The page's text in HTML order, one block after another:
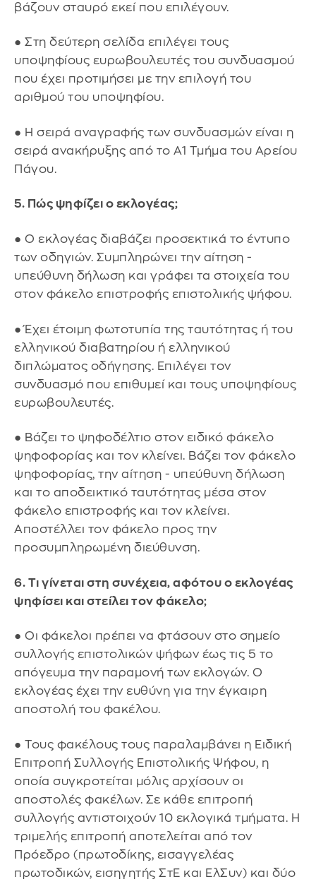
βάζουν σταυρό εκεί που επιλέγουν.
● Στη δεύτερη σελίδα επιλέγει τους
υποψηφίους ευρωβουλευτές του συνδυασμού
που έχει προτιμήσει με την επιλογή του
αριθμού του υποψηφίου.
● Η σειρά αναγραφής των συνδυασμών είναι η
σειρά ανακήρυξης από το Α1 Τμήμα του Αρείου
Πάγου.
5. Πώς ψηφίζει ο εκλογέας;
● Ο εκλογέας διαβάζει προσεκτικά το έντυπο
των οδηγιών. Συμπληρώνει την αίτηση -
υπεύθυνη δήλωση και γράφει τα στοιχεία του
στον φάκελο επιστροφής επιστολικής ψήφου.
● Έχει έτοιμη φωτοτυπία της ταυτότητας ή του
ελληνικού διαβατηρίου ή ελληνικού
διπλώματος οδήγησης. Επιλέγει τον
συνδυασμό που επιθυμεί και τους υποψηφίους
ευρωβουλευτές.
● Βάζει το ψηφοδέλτιο στον ειδικό φάκελο
ψηφοφορίας και τον κλείνει. Βάζει τον φάκελο
ψηφοφορίας, την αίτηση - υπεύθυνη δήλωση
και το αποδεικτικό ταυτότητας μέσα στον
φάκελο επιστροφής και τον κλείνει.
Αποστέλλει τον φάκελο προς την
προσυμπληρωμένη διεύθυνση.
6. Τι γίνεται στη συνέχεια, αφότου ο εκλογέας
ψηφίσει και στείλει τον φάκελο;
● Οι φάκελοι πρέπει να φτάσουν στο σημείο
συλλογής επιστολικών ψήφων έως τις 5 το
απόγευμα την παραμονή των εκλογών. Ο
εκλογέας έχει την ευθύνη για την έγκαιρη
αποστολή του φακέλου.
● Τους φακέλους τους παραλαμβάνει η Ειδική
Επιτροπή Συλλογής Επιστολικής Ψήφου, η
οποία συγκροτείται μόλις αρχίσουν οι
αποστολές φακέλων. Σε κάθε επιτροπή
συλλογής αντιστοιχούν 10 εκλογικά τμήματα. Η
τριμελής επιτροπή αποτελείται από τον
Πρόεδρο (πρωτοδίκης, εισαγγελέας
πρωτοδικών, εισηγητής ΣτΕ και ΕλΣυν) και δύο